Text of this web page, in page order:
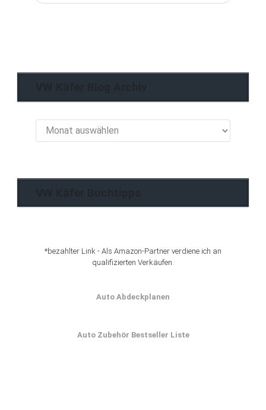
Käfer
*bezahlter Link - Als Amazon-Partner verdiene ich an
qualifizierten Verkäufen.
Auto Abdeckplanen
Auto Zubehör Bestseller Liste